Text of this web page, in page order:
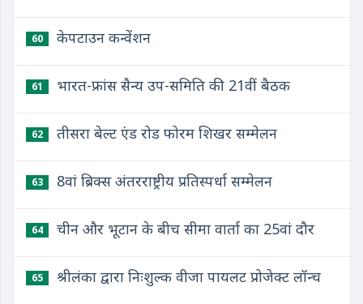
60 केपटाउन कन्वेंशन
61 भारत-फ्रांस सैन्य उप-समिति की 21वीं बैठक
62 तीसरा बेल्ट एंड रोड फोरम शिखर सम्मेलन
63 8वां ब्रिक्स अंतरराष्ट्रीय प्रतिस्पर्धा सम्मेलन
64 चीन और भूटान के बीच सीमा वार्ता का 25वां दौर
65 श्रीलंका द्वारा निःशुल्क वीजा पायलट प्रोजेक्ट लॉन्च